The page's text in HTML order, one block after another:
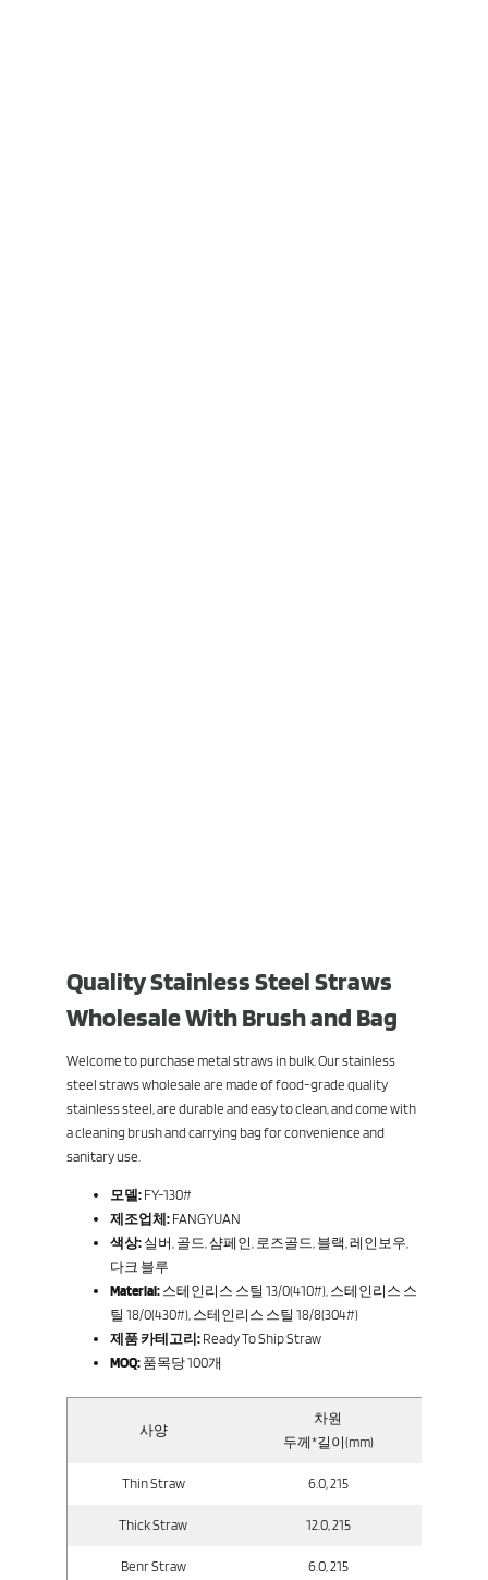
Quality Stainless Steel Straws
Wholesale With Brush and Bag
Welcome to purchase metal straws in bulk. Our stainless
steel straws wholesale are made of food-grade quality
stainless steel, are durable and easy to clean, and come with
a cleaning brush and carrying bag for convenience and
sanitary use.
모델:FY-130#
제조업체:FANGYUAN
색상:실버, 골드, 샴페인, 로즈골드, 블랙, 레인보우,
다크 블루
Material:스테인리스 스틸 13/0(410#), 스테인리스 스
틸 18/0(430#), 스테인리스 스틸 18/8(304#)
제품 카테고리:Ready To Ship Straw
MOQ:품목당 100개
사양
차원
두께*길이(mm)
Thin Straw 6.0, 215
Thick Straw 12.0, 215
Benr Straw 6.0, 215